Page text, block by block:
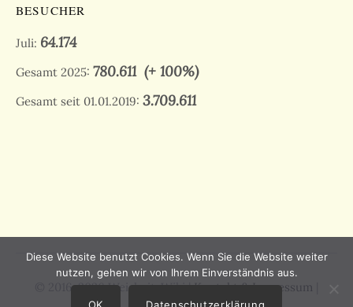
BESUCHER
Juli: 64.174
Gesamt 2025: 780.611(+ 100%)
Gesamt seit 01.01.2019: 3.709.611
© 2016-2026 Weisheit-Wiki |Kontakt & Impressum
Diese Website benutzt Cookies. Wenn Sie die Website weiter
nutzen, gehen wir von Ihrem Einverständnis aus.